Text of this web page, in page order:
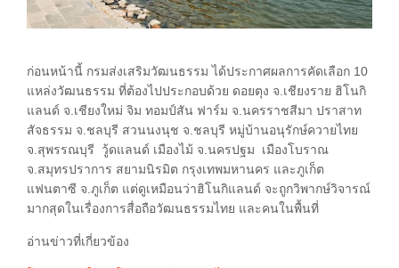
ก่อนหน้านี้ กรมส่งเสริมวัฒนธรรม ได้ประกาศผลการคัดเลือก 10
แหล่งวัฒนธรรม ที่ต้องไปประกอบด้วย ดอยตุง จ.เชียงราย ฮิโนกิ
แลนด์ จ.เชียงใหม่ จิม ทอมป์สัน ฟาร์ม จ.นครราชสีมา ปราสาท
สัจธรรม จ.ชลบุรี สวนนงนุช จ.ชลบุรี หมู่บ้านอนุรักษ์ควายไทย
จ.สุพรรณบุรี วู้ดแลนด์ เมืองไม้ จ.นครปฐม เมืองโบราณ
จ.สมุทรปราการ สยามนิรมิต กรุงเทพมหานคร และภูเก็ต
แฟนตาซี จ.ภูเก็ต แต่ดูเหมือนว่าฮิโนกิแลนด์ จะถูกวิพากษ์วิจารณ์
มากสุดในเรื่องการสื่อถือวัฒนธรรมไทย และคนในพื้นที่
อ่านข่าวที่เกี่ยวข้อง